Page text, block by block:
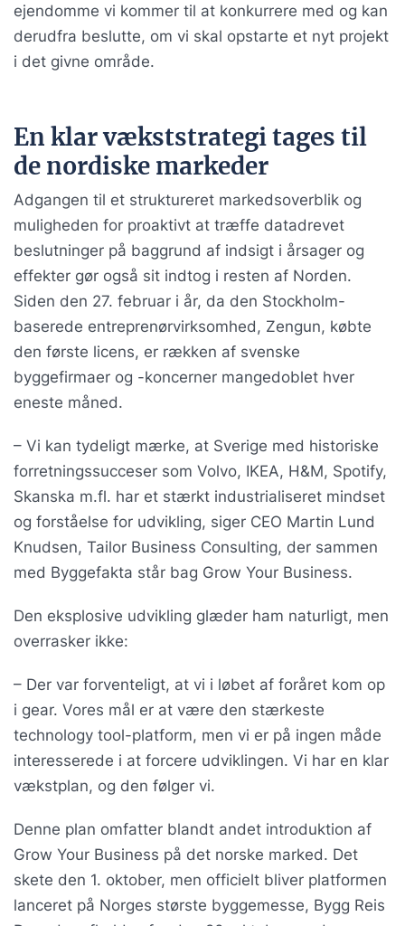
ejendomme vi kommer til at konkurrere med og kan
derudfra beslutte, om vi skal opstarte et nyt projekt
i det givne område.
En klar vækststrategi tages til
de nordiske markeder
Adgangen til et struktureret markedsoverblik og
muligheden for proaktivt at træffe datadrevet
beslutninger på baggrund af indsigt i årsager og
effekter gør også sit indtog i resten af Norden.
Siden den 27. februar i år, da den Stockholm-
baserede entreprenørvirksomhed, Zengun, købte
den første licens, er rækken af svenske
byggefirmaer og -koncerner mangedoblet hver
eneste måned.
– Vi kan tydeligt mærke, at Sverige med historiske
forretningssucceser som Volvo, IKEA, H&M, Spotify,
Skanska m.fl. har et stærkt industrialiseret mindset
og forståelse for udvikling, siger CEO Martin Lund
Knudsen, Tailor Business Consulting, der sammen
med Byggefakta står bag Grow Your Business.
Den eksplosive udvikling glæder ham naturligt, men
overrasker ikke:
– Der var forventeligt, at vi i løbet af foråret kom op
i gear. Vores mål er at være den stærkeste
technology tool-platform, men vi er på ingen måde
interesserede i at forcere udviklingen. Vi har en klar
vækstplan, og den følger vi.
Denne plan omfatter blandt andet introduktion af
Grow Your Business på det norske marked. Det
skete den 1. oktober, men officielt bliver platformen
lanceret på Norges største byggemesse, Bygg Reis